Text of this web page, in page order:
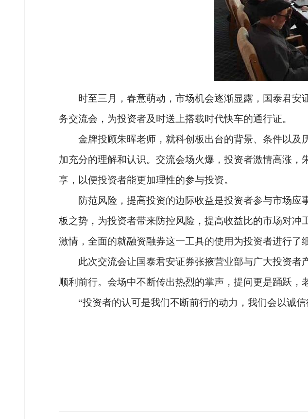
时至三月，春意萌动，市场机会逐渐显露，国泰君安
务交流会，为投资者及时送上搭载时代快车的通行证。
金牌投顾朱晖老师，就科创板出台的背景、条件以及
加充分的理解和认识。交流会场火爆，投资者激情高涨
享，以便投资者能更加理性的参与投资。
防范风险，提高投资的边际收益是投资者参与市场应
板之势，为投资者带来防控风险，提高收益比的市场对
激情，全面的就融资融券这一工具的使用为投资者进行了
此次交流会让国泰君安证券张掖营业部与广大投资者
顺利前行。会场中不断传出热烈的掌声，提问更是踊跃，
“投资者的认可是我们不断前行的动力，我们会以诚